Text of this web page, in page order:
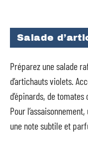
Salade
Préparez une salade
d’artichauts violets.
d’épinards, de
Pour
une note subtile et